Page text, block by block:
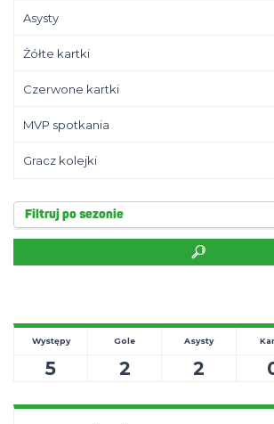
Asysty
Żółte kartki
Czerwone kartki
MVP spotkania
Gracz kolejki
Filtruj po sezonie
Występy
5
Gole
2
Asysty
2